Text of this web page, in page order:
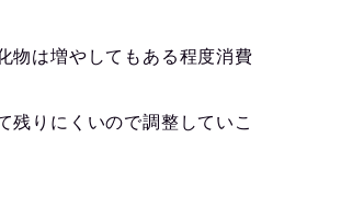
物は増やしてもある程度消費
残りにくいので調整していこ